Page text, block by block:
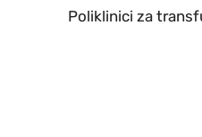
Poliklinici za